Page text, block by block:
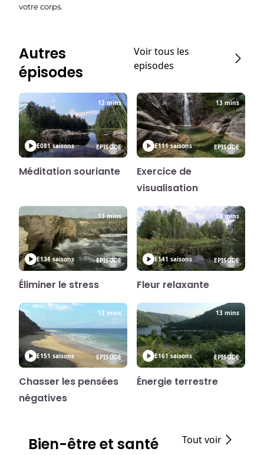
votre corps.
Autres
épisodes
Voir tous les
episodes
E081 saisons
12 mins
EPISODE
Méditation souriante
E111 saisons
13 mins
EPISODE
Exercice de
visualisation
E131 saisons
13 mins
EPISODE
Éliminer le stress
E141 saisons
13 mins
EPISODE
Fleur relaxante
E151 saisons
13 mins
EPISODE
Chasser les pensées
négatives
E161 saisons
13 mins
EPISODE
Énergie terrestre
Bien-être et santé Tout voir